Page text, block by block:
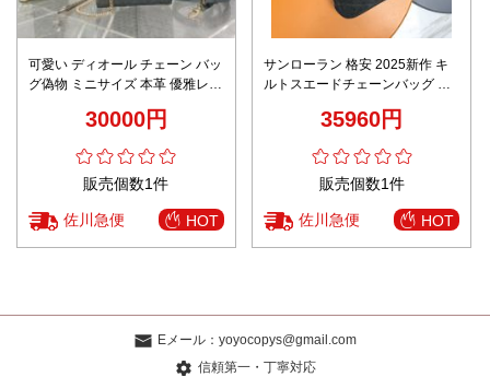
可愛い ディオール チェーン バッ
グ偽物 ミニサイズ 本革 優雅レデ
30000円
販売個数1件
佐川急便 HOT
サンローラン 格安 2025新作 キ
ルトスエードチェーンバッグ 圧
細部まで忠実な高級感仕上げ 発
35960円
販売個数1件
佐川急便 HOT
Eメール： yoyocopys@gmail.com
信頼第一・丁寧対応